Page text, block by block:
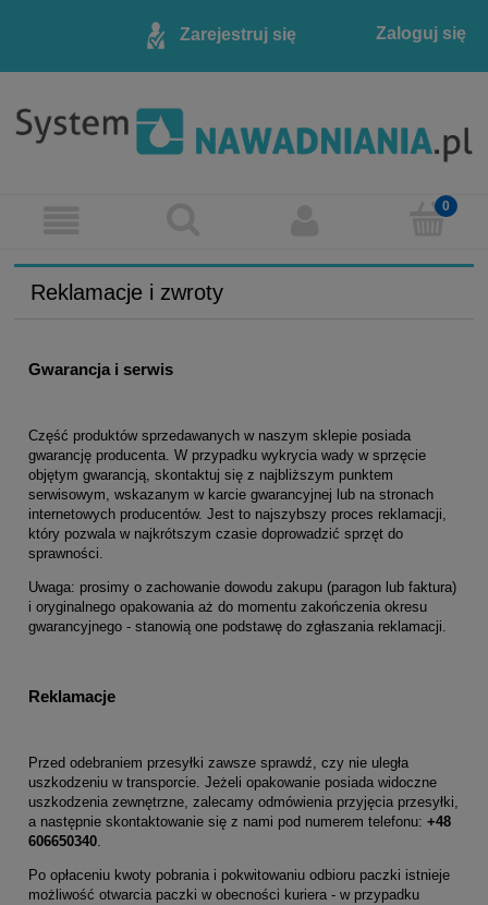
Zarejestruj się Zaloguj się
Reklamacje i zwroty
Gwarancja i serwis
Część produktów sprzedawanych w naszym sklepie posiada
gwarancję producenta. W przypadku wykrycia wady w sprzęcie
objętym gwarancją, skontaktuj się z najbliższym punktem
serwisowym, wskazanym w karcie gwarancyjnej lub na stronach
internetowych producentów. Jest to najszybszy proces reklamacji,
który pozwala w najkrótszym czasie doprowadzić sprzęt do
sprawności.
Uwaga: prosimy o zachowanie dowodu zakupu (paragon lub faktura)
i oryginalnego opakowania aż do momentu zakończenia okresu
gwarancyjnego - stanowią one podstawę do zgłaszania reklamacji.
Reklamacje
Przed odebraniem przesyłki zawsze sprawdź, czy nie uległa
uszkodzeniu w transporcie. Jeżeli opakowanie posiada widoczne
uszkodzenia zewnętrzne, zalecamy odmówienia przyjęcia przesyłki,
a następnie skontaktowanie się z nami pod numerem telefonu: +48
606650340.
Po opłaceniu kwoty pobrania i pokwitowaniu odbioru paczki istnieje
możliwość otwarcia paczki w obecności kuriera - w przypadku